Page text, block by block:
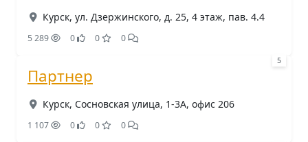
Курск, ул. Дзержинского, д. 25, 4 этаж, пав. 4.4
5 289 0 0 0
5
Партнер
Курск, Сосновская улица, 1-3А, офис 206
1 107 0 0 0